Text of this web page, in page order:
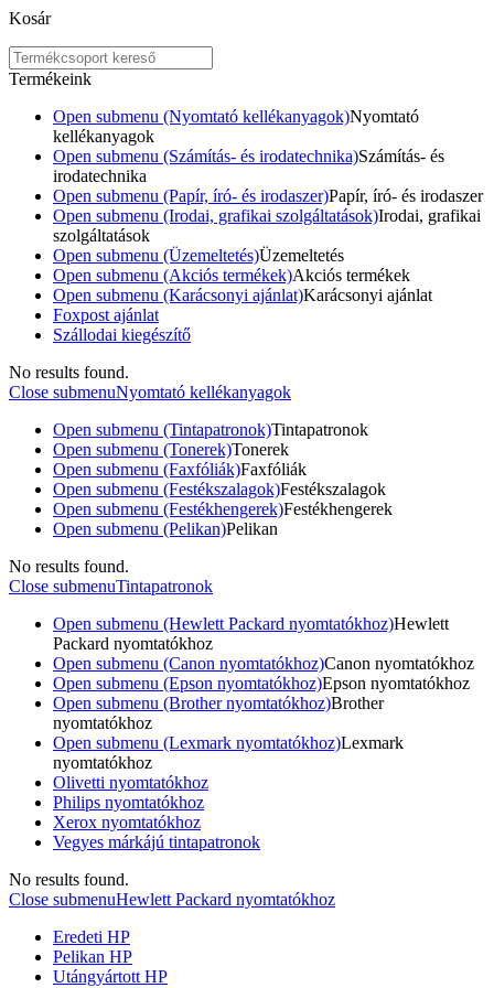
Kosár
Termékeink
Open submenu (Nyomtató kellékanyagok)Nyomtató
kellékanyagok
Open submenu (Számítás- és irodatechnika)Számítás- és
irodatechnika
Open submenu (Papír, író- és irodaszer)Papír, író- és irodaszer
Open submenu (Irodai, grafikai szolgáltatások)Irodai, grafikai
szolgáltatások
Open submenu (Üzemeltetés)Üzemeltetés
Open submenu (Akciós termékek)Akciós termékek
Open submenu (Karácsonyi ajánlat)Karácsonyi ajánlat
Foxpost ajánlat
Szállodai kiegészítő
No results found.
Close submenuNyomtató kellékanyagok
Open submenu (Tintapatronok)Tintapatronok
Open submenu (Tonerek)Tonerek
Open submenu (Faxfóliák)Faxfóliák
Open submenu (Festékszalagok)Festékszalagok
Open submenu (Festékhengerek)Festékhengerek
Open submenu (Pelikan)Pelikan
No results found.
Close submenuTintapatronok
Open submenu (Hewlett Packard nyomtatókhoz)Hewlett
Packard nyomtatókhoz
Open submenu (Canon nyomtatókhoz)Canon nyomtatókhoz
Open submenu (Epson nyomtatókhoz)Epson nyomtatókhoz
Open submenu (Brother nyomtatókhoz)Brother
nyomtatókhoz
Open submenu (Lexmark nyomtatókhoz)Lexmark
nyomtatókhoz
Olivetti nyomtatókhoz
Philips nyomtatókhoz
Xerox nyomtatókhoz
Vegyes márkájú tintapatronok
No results found.
Close submenuHewlett Packard nyomtatókhoz
Eredeti HP
Pelikan HP
Utángyártott HP